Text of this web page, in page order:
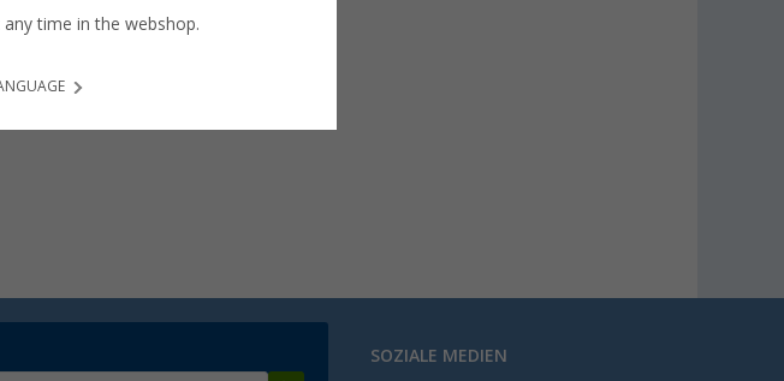
SOZIALE MEDIEN
time in the webshop.